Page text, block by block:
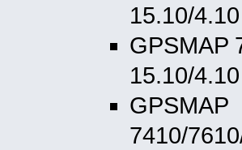
15.10/4.10
GPSMAP
15.10/4.10
GPSMAP
7410/